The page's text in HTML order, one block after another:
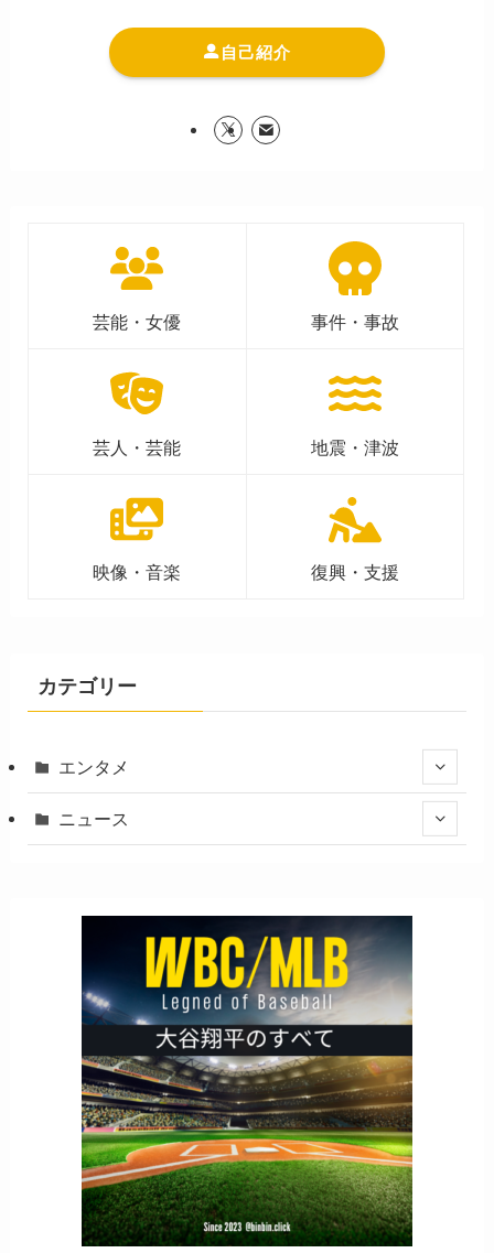
自己紹介
芸能・女優 事件・事故
芸人・芸能 地震・津波
映像・音楽 復興・支援
カテゴリー
エンタメ
ニュース